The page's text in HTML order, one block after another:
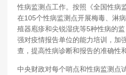
性病监测点工作。按照《全国性病
在105个性病监测点开展梅毒、淋
殖器庖疹和尖锐湿疣等5种性病的
强对疫情报告单位的能力培训，加
查，提高性病诊断和报告的准确性
中央财政对每个哨点和性病监测点